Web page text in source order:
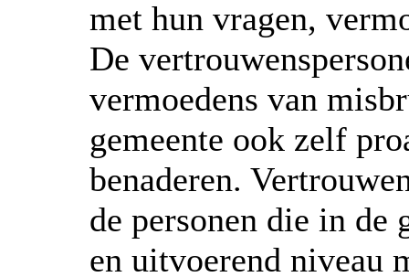
met hun vragen,
De
vermoedens van
gemeente ook zelf
benaderen.
de personen die in de
en uitvoerend niveau